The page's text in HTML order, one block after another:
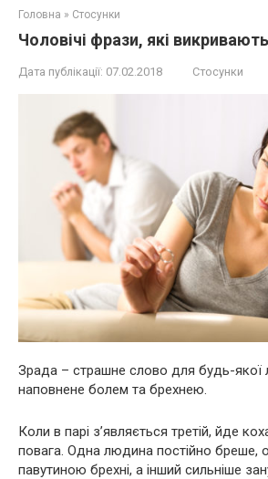
Головна » Стосунки
Чоловічі фрази, які
Дата публікації: 07.02.2018 Стосунки
Зрада – страшне слово для будь-
наповнене болем та брехнею.
Коли в парі з’являється третій, йде
повага. Одна людина постійно бреше,
павутиною брехні, а інший сильніше